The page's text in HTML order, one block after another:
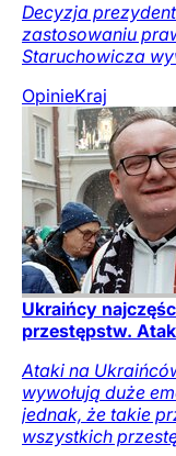
Decyzja
zastosowaniu
Staruchowicza
OpinieKraj
Ukraińcy
przestępstw.
Ataki na
wywołują duże
jednak, że takie
wszystkich